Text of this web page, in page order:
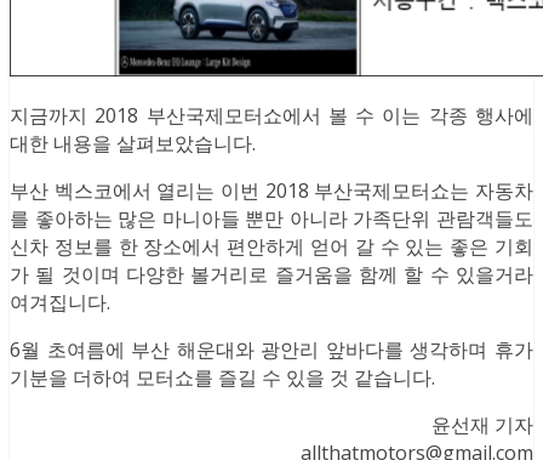
지금까지 2018 부산국제모터쇼에서 볼 수 이는 각종 행사에
대한 내용을 살펴보았습니다.
부산 벡스코에서 열리는 이번 2018 부산국제모터쇼는 자동차
를 좋아하는 많은 마니아들 뿐만 아니라 가족단위 관람객들도
신차 정보를 한 장소에서 편안하게 얻어 갈 수 있는 좋은 기회
가 될 것이며 다양한 볼거리로 즐거움을 함께 할 수 있을거라
여겨집니다.
6월 초여름에 부산 해운대와 광안리 앞바다를 생각하며 휴가
기분을 더하여 모터쇼를 즐길 수 있을 것 같습니다.
윤선재 기자
allthatmotors@gmail.com